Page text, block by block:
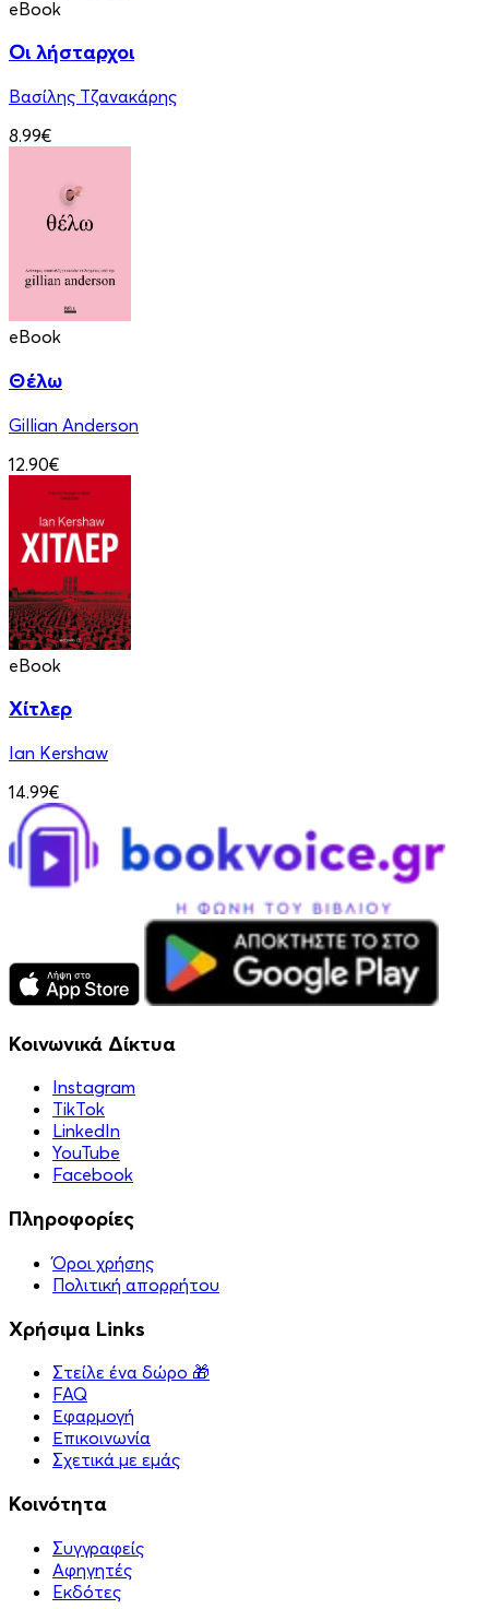
eBook
Οι λήσταρχοι
Βασίλης Τζανακάρης
8.99€
eBook
Θέλω
Gillian Anderson
12.90€
eBook
Χίτλερ
Ian Kershaw
14.99€
Κοινωνικά Δίκτυα
Instagram
TikTok
LinkedIn
YouTube
Facebook
Πληροφορίες
Όροι χρήσης
Πολιτική απορρήτου
Χρήσιμα Links
Στείλε ένα δώρο 🎁
FAQ
Εφαρμογή
Επικοινωνία
Σχετικά με εμάς
Κοινότητα
Συγγραφείς
Αφηγητές
Eκδότες